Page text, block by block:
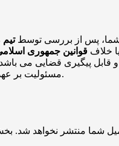
شما، پس از بررسی توسط
خلاف قوانین جمهوری
قابل پیگیری قضایی می
مسئولیت بر عهده شخص نظر دهنده خواهد بود.
شما منتشر نخواهد شد.